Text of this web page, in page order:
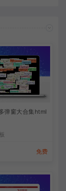
弹窗大合集html
免费